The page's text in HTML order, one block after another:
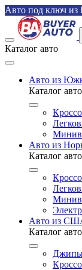
Авто под ключ
Каталог авто
Авто из
Каталог авто
Авто из
Каталог авто
Авто из
Каталог авто